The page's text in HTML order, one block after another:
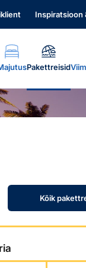
Inspiratsioon
Pakettreisid
Kõik